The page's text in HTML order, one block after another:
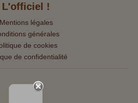
L'officiel !
Mentions légales
générales
de cookies
de confidentialité